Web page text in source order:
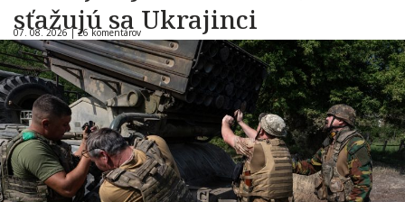
sťažujú sa Ukrajinci
07. 08. 2026 |26 komentárov